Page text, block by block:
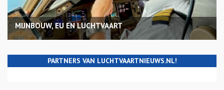
MIJNBOUW, EU EN LUCHTVAART
PARTNERS VAN LUCHTVAARTNIEUWS.NL!